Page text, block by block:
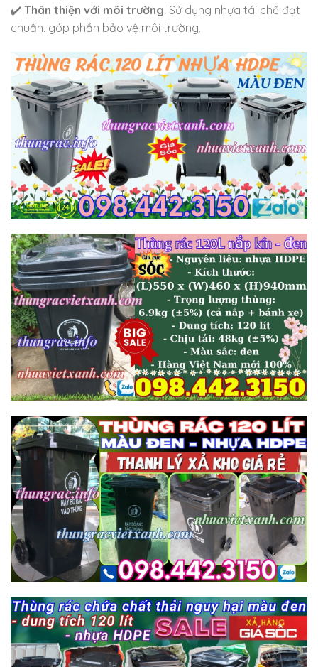
✔️ Thân thiện với môi trường: Sử dụng nhựa tái chế đạt
chuẩn, góp phần bảo vệ môi trường.